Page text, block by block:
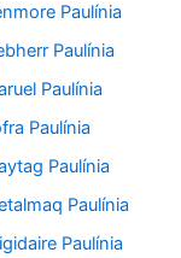
Paulínia
Paulínia
Paulínia
Paulínia
Paulínia
Paulínia
Paulínia